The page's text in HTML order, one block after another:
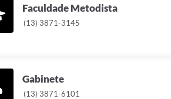
Faculdade Metodista
(13) 3871-3145
Gabinete
(13) 3871-6101